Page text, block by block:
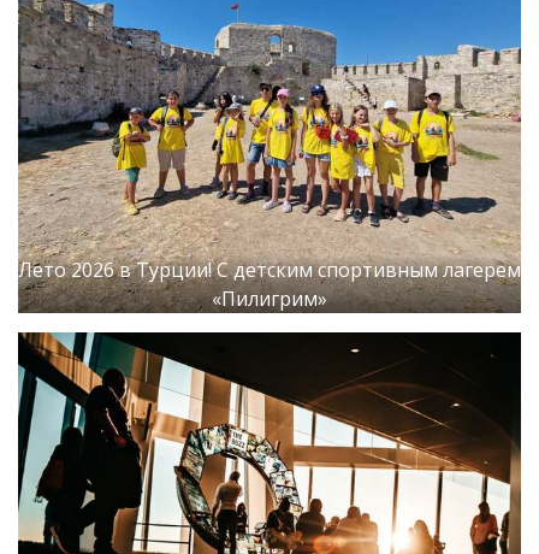
Лето 2026 в Турции! С детским спортивным лагерем
«Пилигрим»